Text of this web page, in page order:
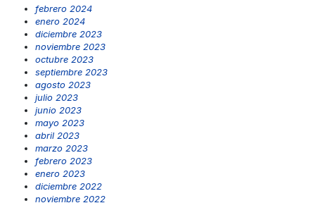
febrero 2024
enero 2024
diciembre 2023
noviembre 2023
octubre 2023
septiembre 2023
agosto 2023
julio 2023
junio 2023
mayo 2023
abril 2023
marzo 2023
febrero 2023
enero 2023
diciembre 2022
noviembre 2022